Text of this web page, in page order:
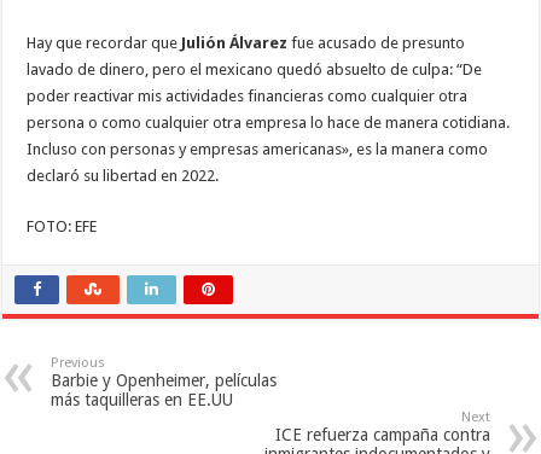
Hay que recordar que Julión Álvarez fue acusado de presunto
lavado de dinero, pero el mexicano quedó absuelto de culpa: “De
poder reactivar mis actividades financieras como cualquier otra
persona o como cualquier otra empresa lo hace de manera cotidiana.
Incluso con personas y empresas americanas», es la manera como
declaró su libertad en 2022.
FOTO: EFE
Previous
Barbie y Openheimer, películas
más taquilleras en EE.UU
Next
ICE refuerza campaña contra